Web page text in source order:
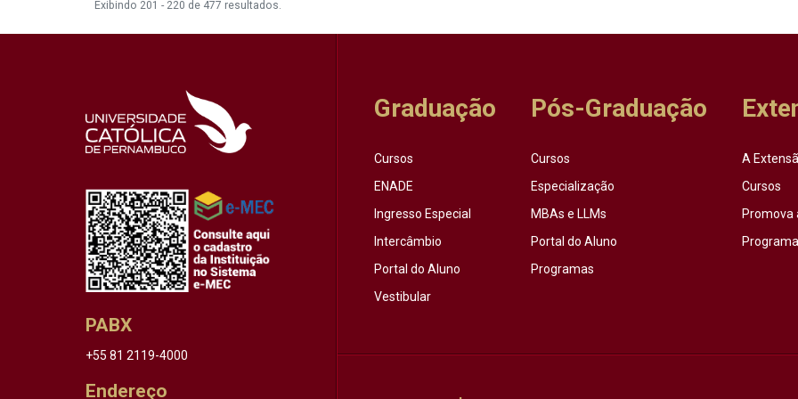
Exibindo 201 - 220 de 477 resultados.
PABX
+55 81 2119-4000
Endereço
Graduação
Cursos
ENADE
Ingresso Especial
Intercâmbio
Portal do Aluno
Vestibular
Pós-Graduação
Cursos
Especialização
MBAs e LLMs
Portal do Aluno
Programas
A
Cursos
Promova